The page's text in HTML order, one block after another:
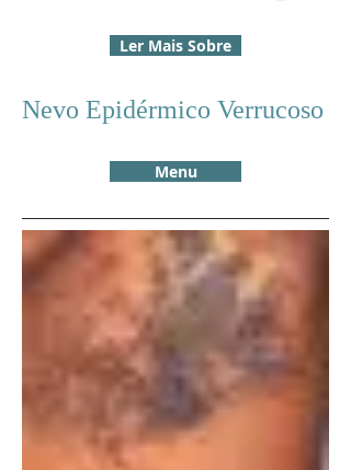
Ler Mais Sobre
Nevo Epidérmico Verrucoso
Menu